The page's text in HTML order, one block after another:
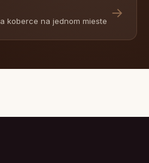
koberce na jednom mieste
→